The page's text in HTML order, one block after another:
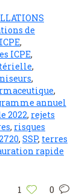
de
,
ICPE,
,
,
,
annuel
2022, rejets
, risques
, SSP, terres
rapide
1 0